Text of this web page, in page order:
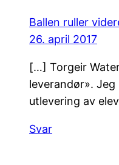
Ballen ruller
26. april 2017
[…] Torgeir
leverandør».
utlevering av
Svar